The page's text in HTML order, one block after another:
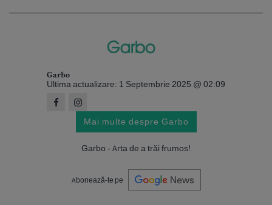
Garbo
Ultima actualizare: 1 Septembrie 2025 @ 02:09
Mai multe despre Garbo
Garbo - Arta de a trăi frumos!
Abonează-te pe